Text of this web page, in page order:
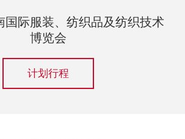
国际服装、纺织品及纺织技术
博览会
计划行程